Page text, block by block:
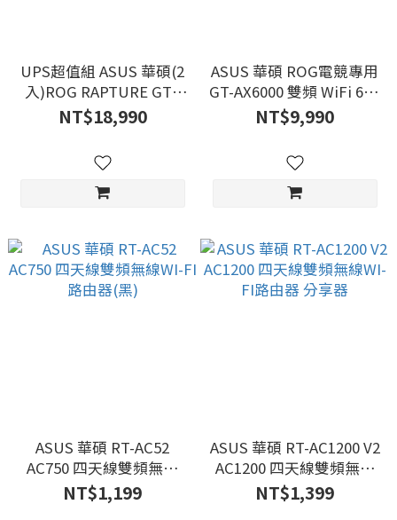
UPS超值組 ASUS 華碩(2
入)ROG RAPTURE GT6
Mesh WiFi6三頻 路由器/
分享器+APC 650VA在線
互動式UPS
NT$18,990
ASUS 華碩 ROG電競專用
GT-AX6000 雙頻 WiFi 6 Ai
Mesh 分享器 路由器
NT$9,990
ASUS 華碩 RT-AC52
AC750 四天線雙頻無線
WI-FI路由器(黑)
NT$1,199
ASUS 華碩 RT-AC1200 V2
AC1200 四天線雙頻無線
WI-FI路由器 分享器
NT$1,399